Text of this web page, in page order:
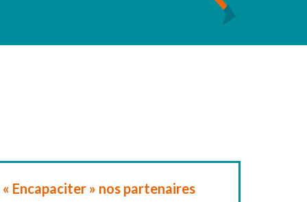
« Encapaciter » nos partenaires